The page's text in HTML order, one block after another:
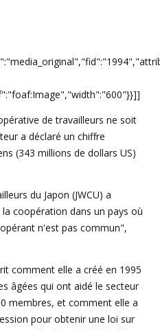
de travailleurs ne soit
a déclaré un chiffre
(343 millions de dollars US)
du Japon (JWCU) a
coopération dans un pays où
n'est pas commun",
comment elle a créé en 1995
âgées qui ont aidé le secteur
membres, et comment elle a
pour obtenir une loi sur